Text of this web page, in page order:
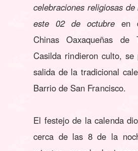
celebraciones religiosas
este 02 de octubre en
Chinas Oaxaqueñas de
Casilda rindieron culto, se
salida de la tradicional
Barrio de San Francisco.
El festejo de la calenda
cerca de las 8 de la